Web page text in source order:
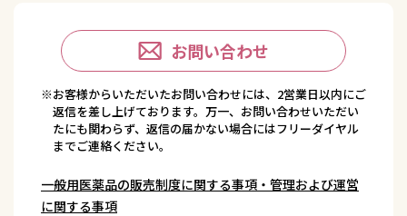
お問い合わせ
※お客様からいただいたお問い合わせには、2営業日以内にご
返信を差し上げております。万一、お問い合わせいただい
たにも関わらず、返信の届かない場合にはフリーダイヤル
までご連絡ください。
一般用医薬品の販売制度に関する事項・管理および運営
に関する事項